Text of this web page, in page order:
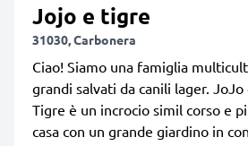
Jojo e tigre
31030, Carbonera
Ciao! Siamo una famiglia
grandi salvati da canili lager.
Tigre è un incrocio simil corso e
casa con un grande giardino in